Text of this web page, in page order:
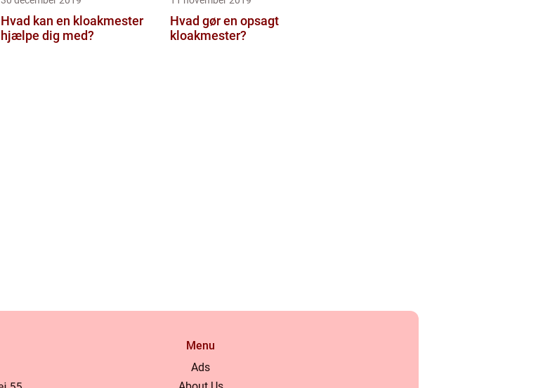
Hvad kan en kloakmester
hjælpe dig med?
Hvad gør en opsagt
kloakmester?
Menu
Ads